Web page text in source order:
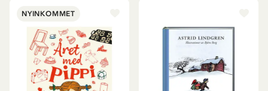
NYINKOMMET